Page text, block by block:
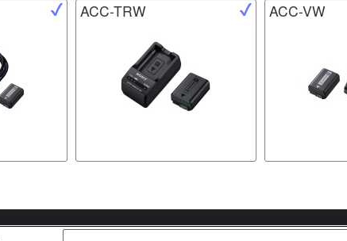
ACC-TRW ACC-VW
Copyright 2026 Sony Corporation